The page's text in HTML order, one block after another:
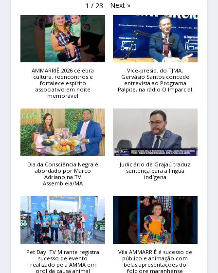
1 / 23 Next »
AMMARRIÊ 2026 celebra
cultura, reencontros e
fortalece espírito
associativo em noite
memorável
Vice-presid. do TJMA,
Gervásio Santos concede
entrevista ao Programa
Palpite, na rádio O Imparcial
Dia da Consciência Negra é
abordado por Marco
Adriano na TV
Assembleia/MA
Judiciário de Grajaú traduz
sentença para a língua
indígena
Pet Day: TV Mirante registra
sucesso de evento
realizado pela AMMA em
prol da causa animal
Vila AMMARRIÊ é sucesso de
público e animação com
belas apresentações do
folclore maranhense